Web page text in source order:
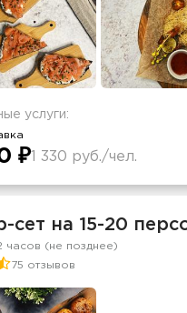
услуги:
₽1 330 руб./чел.
сет на 15-20
часов (не позднее)
75 отзывов